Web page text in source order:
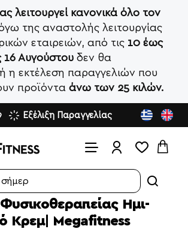
λειτουργεί κανονικά όλο τον
της αναστολής λειτουργίας
εταιρειών, από τις 10 έως
16 Αυγούστουδεν θα
η εκτέλεση παραγγελιών που
προϊόντα άνω των 25 κιλών.
Εξέλιξη Παραγγελίας
Ημι-
Κρεμ| Megafitness